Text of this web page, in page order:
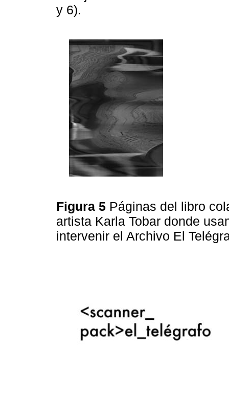
y 6).
Figura 5 Páginas del libro
artista Karla Tobar donde
intervenir el Archivo El